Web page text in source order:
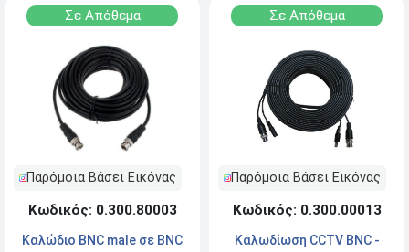
Σε Απόθεμα
Παρόμοια Βάσει Εικόνας
Κωδικός: 0.300.80003
Καλώδιο BNC male σε BNC
Σε Απόθεμα
Παρόμοια Βάσει Εικόνας
Κωδικός: 0.300.00013
Καλωδίωση CCTV BNC -